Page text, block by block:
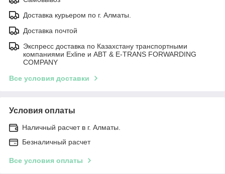
Доставка курьером по г. Алматы.
Доставка почтой
Экспресс доставка по Казахстану транспортными
компаниями Exline и ABT & E-TRANS FORWARDING
COMPANY
Все условия доставки
Условия оплаты
Наличный расчет в г. Алматы.
Безналичный расчет
Все условия оплаты